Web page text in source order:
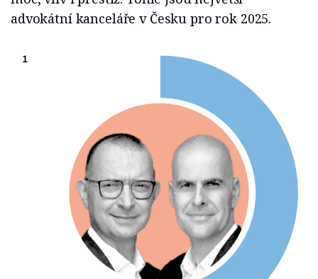
advokátní kanceláře v Česku pro rok 2025.
1